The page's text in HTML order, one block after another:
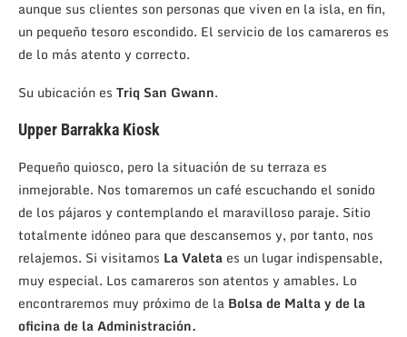
aunque sus clientes son personas que viven en la isla, en fin,
un pequeño tesoro escondido. El servicio de los camareros es
de lo más atento y correcto.
Su ubicación es Triq San Gwann.
Upper Barrakka Kiosk
Pequeño quiosco, pero la situación de su terraza es
inmejorable. Nos tomaremos un café escuchando el sonido
de los pájaros y contemplando el maravilloso paraje. Sitio
totalmente idóneo para que descansemos y, por tanto, nos
relajemos. Si visitamos La Valeta es un lugar indispensable,
muy especial. Los camareros son atentos y amables. Lo
encontraremos muy próximo de la Bolsa de Malta y de la
oficina de la Administración.